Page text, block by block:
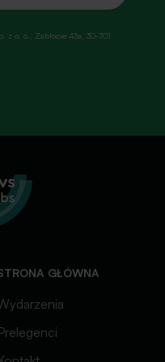
z o. o., Zabłocie 43a, 30-701
GŁÓWNA